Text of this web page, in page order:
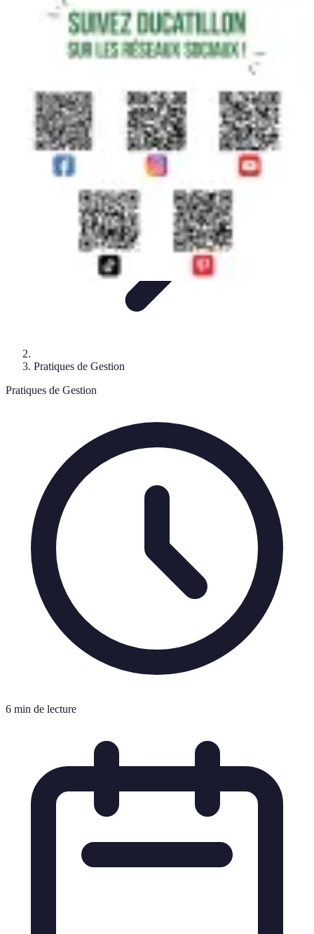
Gestion Cultures
Gestion de Projet AgricoleTechniques de Gestion
Irrigation et
Pratiques ÉcologiquesGestion Durable
Pratiques de Gestion
Pratiques de Gestion
6 min de lecture